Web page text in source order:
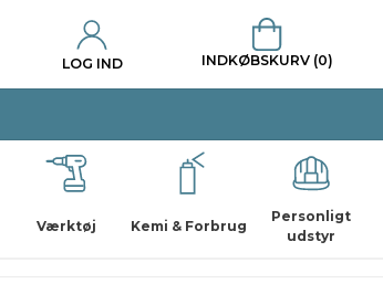
LOG IND INDKØBSKURV (0)
Værktøj Kemi & Forbrug
Personligt
udstyr